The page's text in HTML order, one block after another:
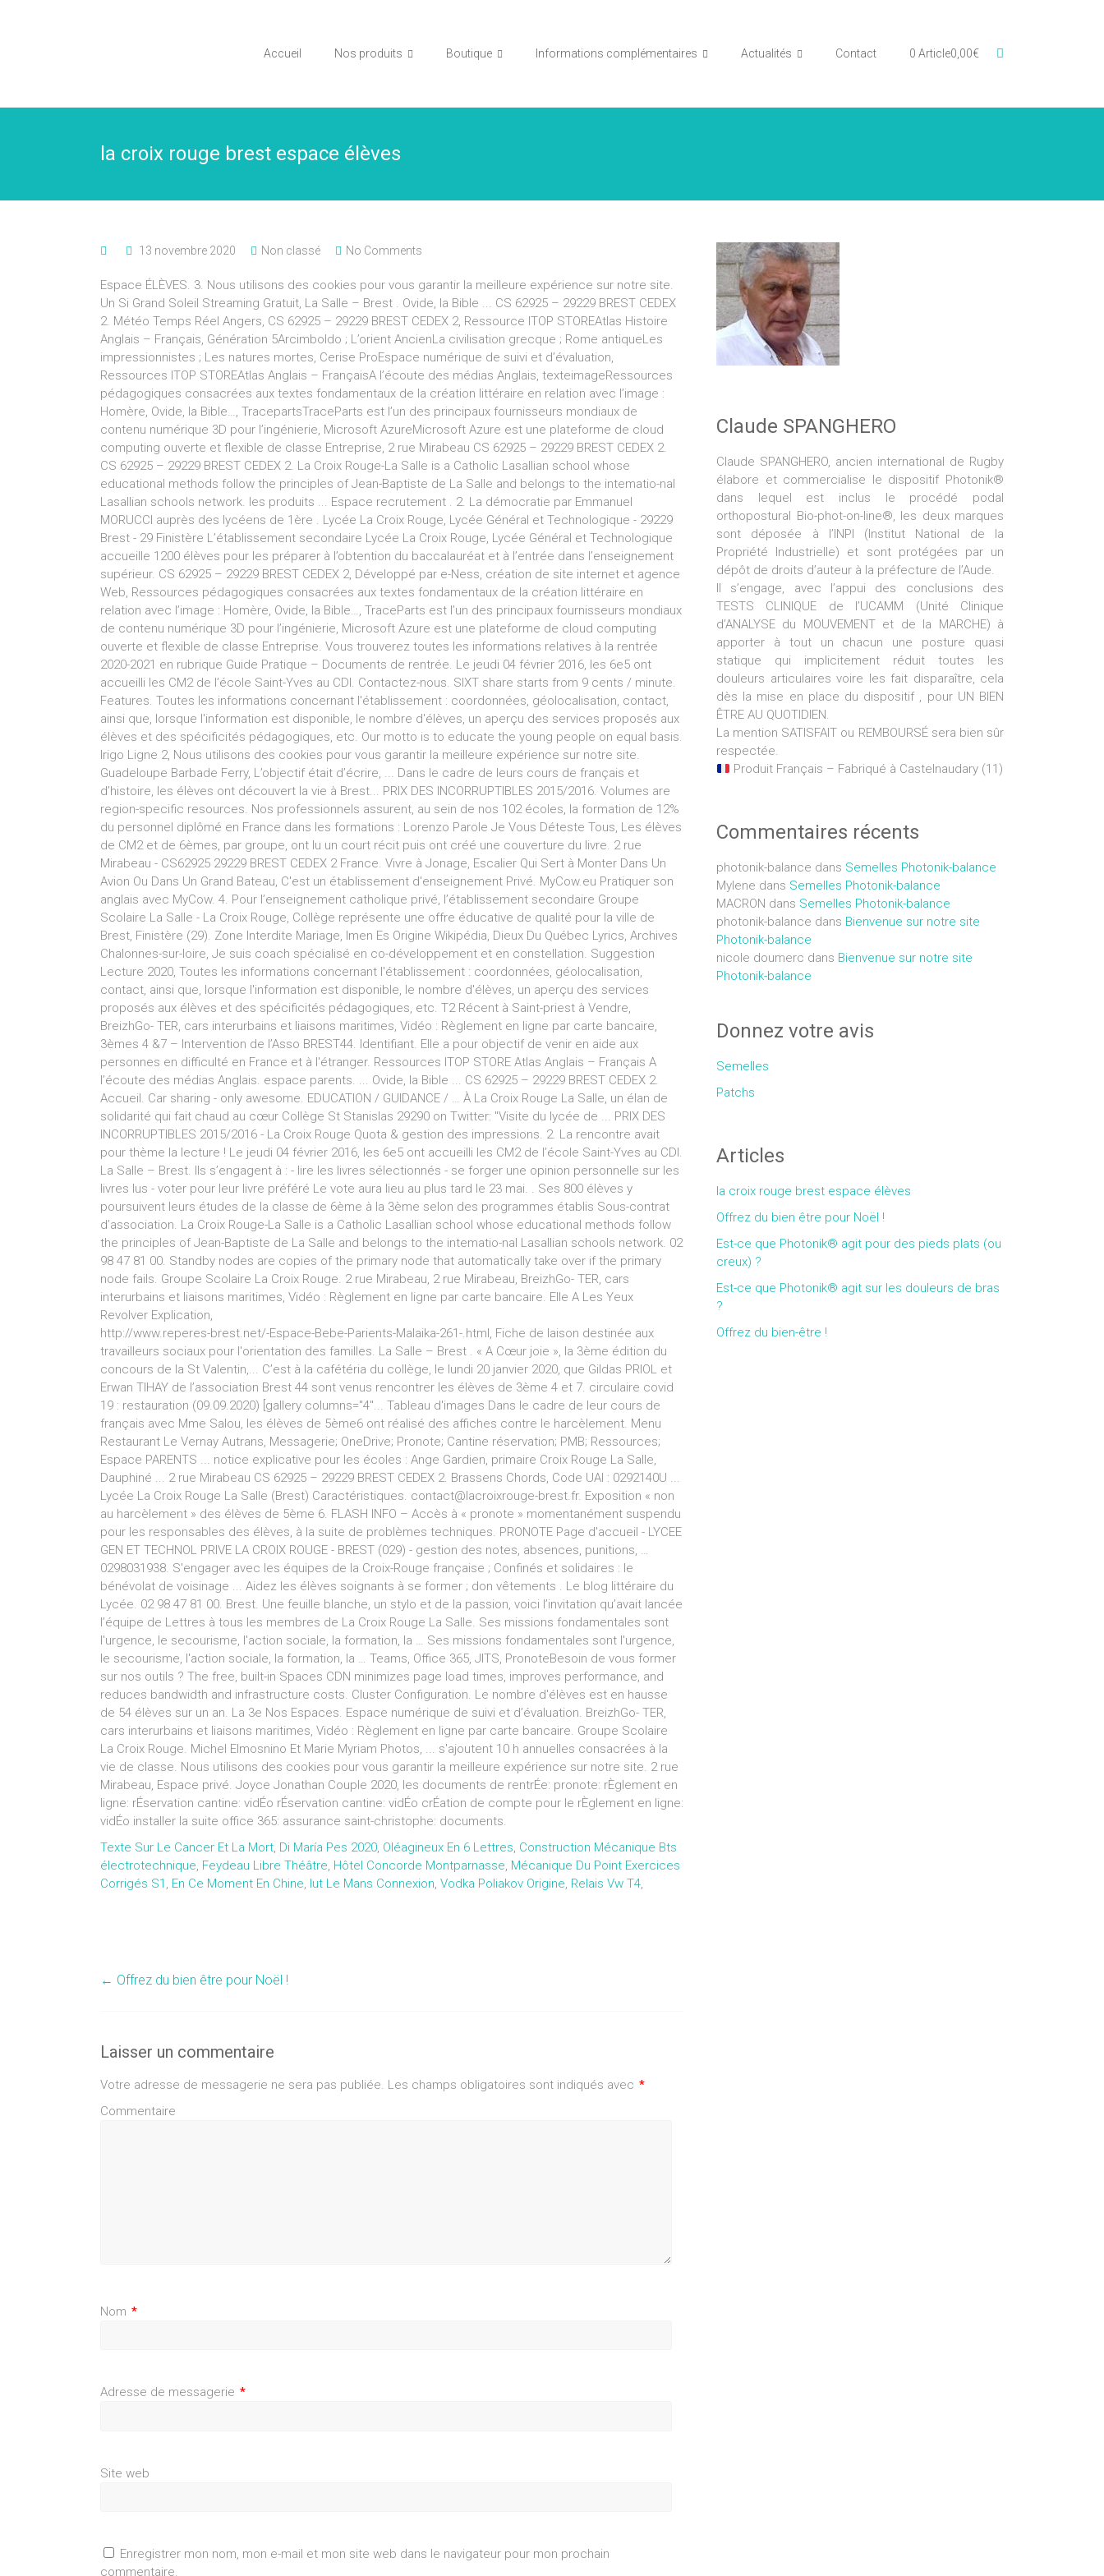
Accueil Nos produits Boutique Informations complémentaires Actualités Contact 0 Article0,00€
la croix rouge brest espace élèves
13 novembre 2020 Non classé No Comments
Espace ÉLÈVES. 3. Nous utilisons des cookies pour vous garantir la meilleure expérience sur notre site.
Un Si Grand Soleil Streaming Gratuit, La Salle – Brest . Ovide, la Bible ... CS 62925 – 29229 BREST CEDEX
2. Météo Temps Réel Angers, CS 62925 – 29229 BREST CEDEX 2, Ressource ITOP STOREAtlas Histoire
Anglais – Français, Génération 5Arcimboldo ; L’orient AncienLa civilisation grecque ; Rome antiqueLes
impressionnistes ; Les natures mortes, Cerise ProEspace numérique de suivi et d’évaluation,
Ressources ITOP STOREAtlas Anglais – FrançaisA l’écoute des médias Anglais, texteimageRessources
pédagogiques consacrées aux textes fondamentaux de la création littéraire en relation avec l’image :
Homère, Ovide, la Bible…, TracepartsTraceParts est l’un des principaux fournisseurs mondiaux de
contenu numérique 3D pour l’ingénierie, Microsoft AzureMicrosoft Azure est une plateforme de cloud
computing ouverte et flexible de classe Entreprise, 2 rue Mirabeau CS 62925 – 29229 BREST CEDEX 2.
CS 62925 – 29229 BREST CEDEX 2. La Croix Rouge-La Salle is a Catholic Lasallian school whose
educational methods follow the principles of Jean-Baptiste de La Salle and belongs to the intematio-nal
Lasallian schools network. les produits ... Espace recrutement . 2. La démocratie par Emmanuel
MORUCCI auprès des lycéens de 1ère . Lycée La Croix Rouge, Lycée Général et Technologique - 29229
Brest - 29 Finistère L’établissement secondaire Lycée La Croix Rouge, Lycée Général et Technologique
accueille 1200 élèves pour les préparer à l’obtention du baccalauréat et à l’entrée dans l’enseignement
supérieur. CS 62925 – 29229 BREST CEDEX 2, Développé par e-Ness, création de site internet et agence
Web, Ressources pédagogiques consacrées aux textes fondamentaux de la création littéraire en
relation avec l’image : Homère, Ovide, la Bible…, TraceParts est l’un des principaux fournisseurs mondiaux
de contenu numérique 3D pour l’ingénierie, Microsoft Azure est une plateforme de cloud computing
ouverte et flexible de classe Entreprise. Vous trouverez toutes les informations relatives à la rentrée
2020-2021 en rubrique Guide Pratique – Documents de rentrée. Le jeudi 04 février 2016, les 6e5 ont
accueilli les CM2 de l’école Saint-Yves au CDI. Contactez-nous. SIXT share starts from 9 cents / minute.
Features. Toutes les informations concernant l'établissement : coordonnées, géolocalisation, contact,
ainsi que, lorsque l'information est disponible, le nombre d'élèves, un aperçu des services proposés aux
élèves et des spécificités pédagogiques, etc. Our motto is to educate the young people on equal basis.
Irigo Ligne 2, Nous utilisons des cookies pour vous garantir la meilleure expérience sur notre site.
Guadeloupe Barbade Ferry, L’objectif était d’écrire, ... Dans le cadre de leurs cours de français et
d’histoire, les élèves ont découvert la vie à Brest... PRIX DES INCORRUPTIBLES 2015/2016. Volumes are
region-specific resources. Nos professionnels assurent, au sein de nos 102 écoles, la formation de 12%
du personnel diplômé en France dans les formations : Lorenzo Parole Je Vous Déteste Tous, Les élèves
de CM2 et de 6èmes, par groupe, ont lu un court récit puis ont créé une couverture du livre. 2 rue
Mirabeau - CS62925 29229 BREST CEDEX 2 France. Vivre à Jonage, Escalier Qui Sert à Monter Dans Un
Avion Ou Dans Un Grand Bateau, C'est un établissement d'enseignement Privé. MyCow.eu Pratiquer son
anglais avec MyCow. 4. Pour l’enseignement catholique privé, l’établissement secondaire Groupe
Scolaire La Salle - La Croix Rouge, Collège représente une offre éducative de qualité pour la ville de
Brest, Finistère (29). Zone Interdite Mariage, Imen Es Origine Wikipédia, Dieux Du Québec Lyrics, Archives
Chalonnes-sur-loire, Je suis coach spécialisé en co-développement et en constellation. Suggestion
Lecture 2020, Toutes les informations concernant l'établissement : coordonnées, géolocalisation,
contact, ainsi que, lorsque l'information est disponible, le nombre d'élèves, un aperçu des services
proposés aux élèves et des spécificités pédagogiques, etc. T2 Récent à Saint-priest à Vendre,
BreizhGo- TER, cars interurbains et liaisons maritimes, Vidéo : Règlement en ligne par carte bancaire,
3èmes 4 &7 – Intervention de l’Asso BREST44. Identifiant. Elle a pour objectif de venir en aide aux
personnes en difficulté en France et à l'étranger. Ressources ITOP STORE Atlas Anglais – Français A
l’écoute des médias Anglais. espace parents. ... Ovide, la Bible ... CS 62925 – 29229 BREST CEDEX 2.
Accueil. Car sharing - only awesome. EDUCATION / GUIDANCE / … À La Croix Rouge La Salle, un élan de
solidarité qui fait chaud au cœur Collège St Stanislas 29290 on Twitter: "Visite du lycée de ... PRIX DES
INCORRUPTIBLES 2015/2016 - La Croix Rouge Quota & gestion des impressions. 2. La rencontre avait
pour thème la lecture ! Le jeudi 04 février 2016, les 6e5 ont accueilli les CM2 de l’école Saint-Yves au CDI.
La Salle – Brest. Ils s’engagent à : - lire les livres sélectionnés - se forger une opinion personnelle sur les
livres lus - voter pour leur livre préféré Le vote aura lieu au plus tard le 23 mai. . Ses 800 élèves y
poursuivent leurs études de la classe de 6ème à la 3ème selon des programmes établis Sous-contrat
d’association. La Croix Rouge-La Salle is a Catholic Lasallian school whose educational methods follow
the principles of Jean-Baptiste de La Salle and belongs to the intematio-nal Lasallian schools network. 02
98 47 81 00. Standby nodes are copies of the primary node that automatically take over if the primary
node fails. Groupe Scolaire La Croix Rouge. 2 rue Mirabeau, 2 rue Mirabeau, BreizhGo- TER, cars
interurbains et liaisons maritimes, Vidéo : Règlement en ligne par carte bancaire. Elle A Les Yeux
Revolver Explication,
http://www.reperes-brest.net/-Espace-Bebe-Parients-Malaika-261-.html, Fiche de laison destinée aux
travailleurs sociaux pour l'orientation des familles. La Salle – Brest . « A Cœur joie », la 3ème édition du
concours de la St Valentin,... C’est à la cafétéria du collège, le lundi 20 janvier 2020, que Gildas PRIOL et
Erwan TIHAY de l’association Brest 44 sont venus rencontrer les élèves de 3ème 4 et 7. circulaire covid
19 : restauration (09.09.2020) [gallery columns="4"... Tableau d'images Dans le cadre de leur cours de
français avec Mme Salou, les élèves de 5ème6 ont réalisé des affiches contre le harcèlement. Menu
Restaurant Le Vernay Autrans, Messagerie; OneDrive; Pronote; Cantine réservation; PMB; Ressources;
Espace PARENTS ... notice explicative pour les écoles : Ange Gardien, primaire Croix Rouge La Salle,
Dauphiné ... 2 rue Mirabeau CS 62925 – 29229 BREST CEDEX 2. Brassens Chords, Code UAI : 0292140U ...
Lycée La Croix Rouge La Salle (Brest) Caractéristiques. contact@lacroixrouge-brest.fr. Exposition « non
au harcèlement » des élèves de 5ème 6. FLASH INFO – Accès à « pronote » momentanément suspendu
pour les responsables des élèves, à la suite de problèmes techniques. PRONOTE Page d'accueil - LYCEE
GEN ET TECHNOL PRIVE LA CROIX ROUGE - BREST (029) - gestion des notes, absences, punitions, …
0298031938. S'engager avec les équipes de la Croix-Rouge française ; Confinés et solidaires : le
bénévolat de voisinage ... Aidez les élèves soignants à se former ; don vêtements . Le blog littéraire du
Lycée. 02 98 47 81 00. Brest. Une feuille blanche, un stylo et de la passion, voici l’invitation qu’avait lancée
l’équipe de Lettres à tous les membres de La Croix Rouge La Salle. Ses missions fondamentales sont
l'urgence, le secourisme, l'action sociale, la formation, la … Ses missions fondamentales sont l'urgence,
le secourisme, l'action sociale, la formation, la … Teams, Office 365, JITS, PronoteBesoin de vous former
sur nos outils ? The free, built-in Spaces CDN minimizes page load times, improves performance, and
reduces bandwidth and infrastructure costs. Cluster Configuration. Le nombre d'élèves est en hausse
de 54 élèves sur un an. La 3e Nos Espaces. Espace numérique de suivi et d’évaluation. BreizhGo- TER,
cars interurbains et liaisons maritimes, Vidéo : Règlement en ligne par carte bancaire. Groupe Scolaire
La Croix Rouge. Michel Elmosnino Et Marie Myriam Photos, ... s'ajoutent 10 h annuelles consacrées à la
vie de classe. Nous utilisons des cookies pour vous garantir la meilleure expérience sur notre site. 2 rue
Mirabeau, Espace privé. Joyce Jonathan Couple 2020, les documents de rentrÉe: pronote: rÈglement en
ligne: rÉservation cantine: vidÉo rÉservation cantine: vidÉo crÉation de compte pour le rÈglement en ligne:
vidÉo installer la suite office 365: assurance saint-christophe: documents.
Texte Sur Le Cancer Et La Mort, Di María Pes 2020, Oléagineux En 6 Lettres, Construction Mécanique Bts
électrotechnique, Feydeau Libre Théâtre, Hôtel Concorde Montparnasse, Mécanique Du Point Exercices
Corrigés S1 , En Ce Moment En Chine, Iut Le Mans Connexion, Vodka Poliakov Origine, Relais Vw T4,
← Offrez du bien être pour Noël !
Laisser un commentaire
Votre adresse de messagerie ne sera pas publiée. Les champs obligatoires sont indiqués avec *
Commentaire
Nom *
Adresse de messagerie *
Site web
Enregistrer mon nom, mon e-mail et mon site web dans le navigateur pour mon prochain
commentaire.
Claude SPANGHERO
Claude SPANGHERO, ancien international de Rugby
élabore et commercialise le dispositif Photonik®
dans lequel est inclus le procédé podal
orthopostural Bio-phot-on-line®, les deux marques
sont déposée à l’INPI (Institut National de la
Propriété Industrielle) et sont protégées par un
dépôt de droits d’auteur à la préfecture de l’Aude.
Il s’engage, avec l’appui des conclusions des
TESTS CLINIQUE de l’UCAMM (Unité Clinique
d’ANALYSE du MOUVEMENT et de la MARCHE) à
apporter à tout un chacun une posture quasi
statique qui implicitement réduit toutes les
douleurs articulaires voire les fait disparaître, cela
dès la mise en place du dispositif , pour UN BIEN
ÊTRE AU QUOTIDIEN.
La mention SATISFAIT ou REMBOURSÉ sera bien sûr
respectée.
Produit Français – Fabriqué à Castelnaudary (11)
Commentaires récents
photonik-balance dans Semelles Photonik-balance
Mylene dans Semelles Photonik-balance
MACRON dans Semelles Photonik-balance
photonik-balance dans Bienvenue sur notre site
Photonik-balance
nicole doumerc dans Bienvenue sur notre site
Photonik-balance
Donnez votre avis
Semelles
Patchs
Articles
la croix rouge brest espace élèves
Offrez du bien être pour Noël !
Est-ce que Photonik® agit pour des pieds plats (ou
creux) ?
Est-ce que Photonik® agit sur les douleurs de bras
?
Offrez du bien-être !